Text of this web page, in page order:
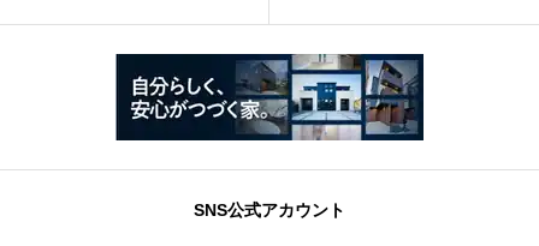
SNS公式アカウント